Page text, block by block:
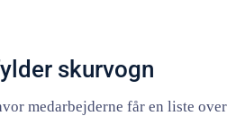
skurvogn
medarbejderne får en liste